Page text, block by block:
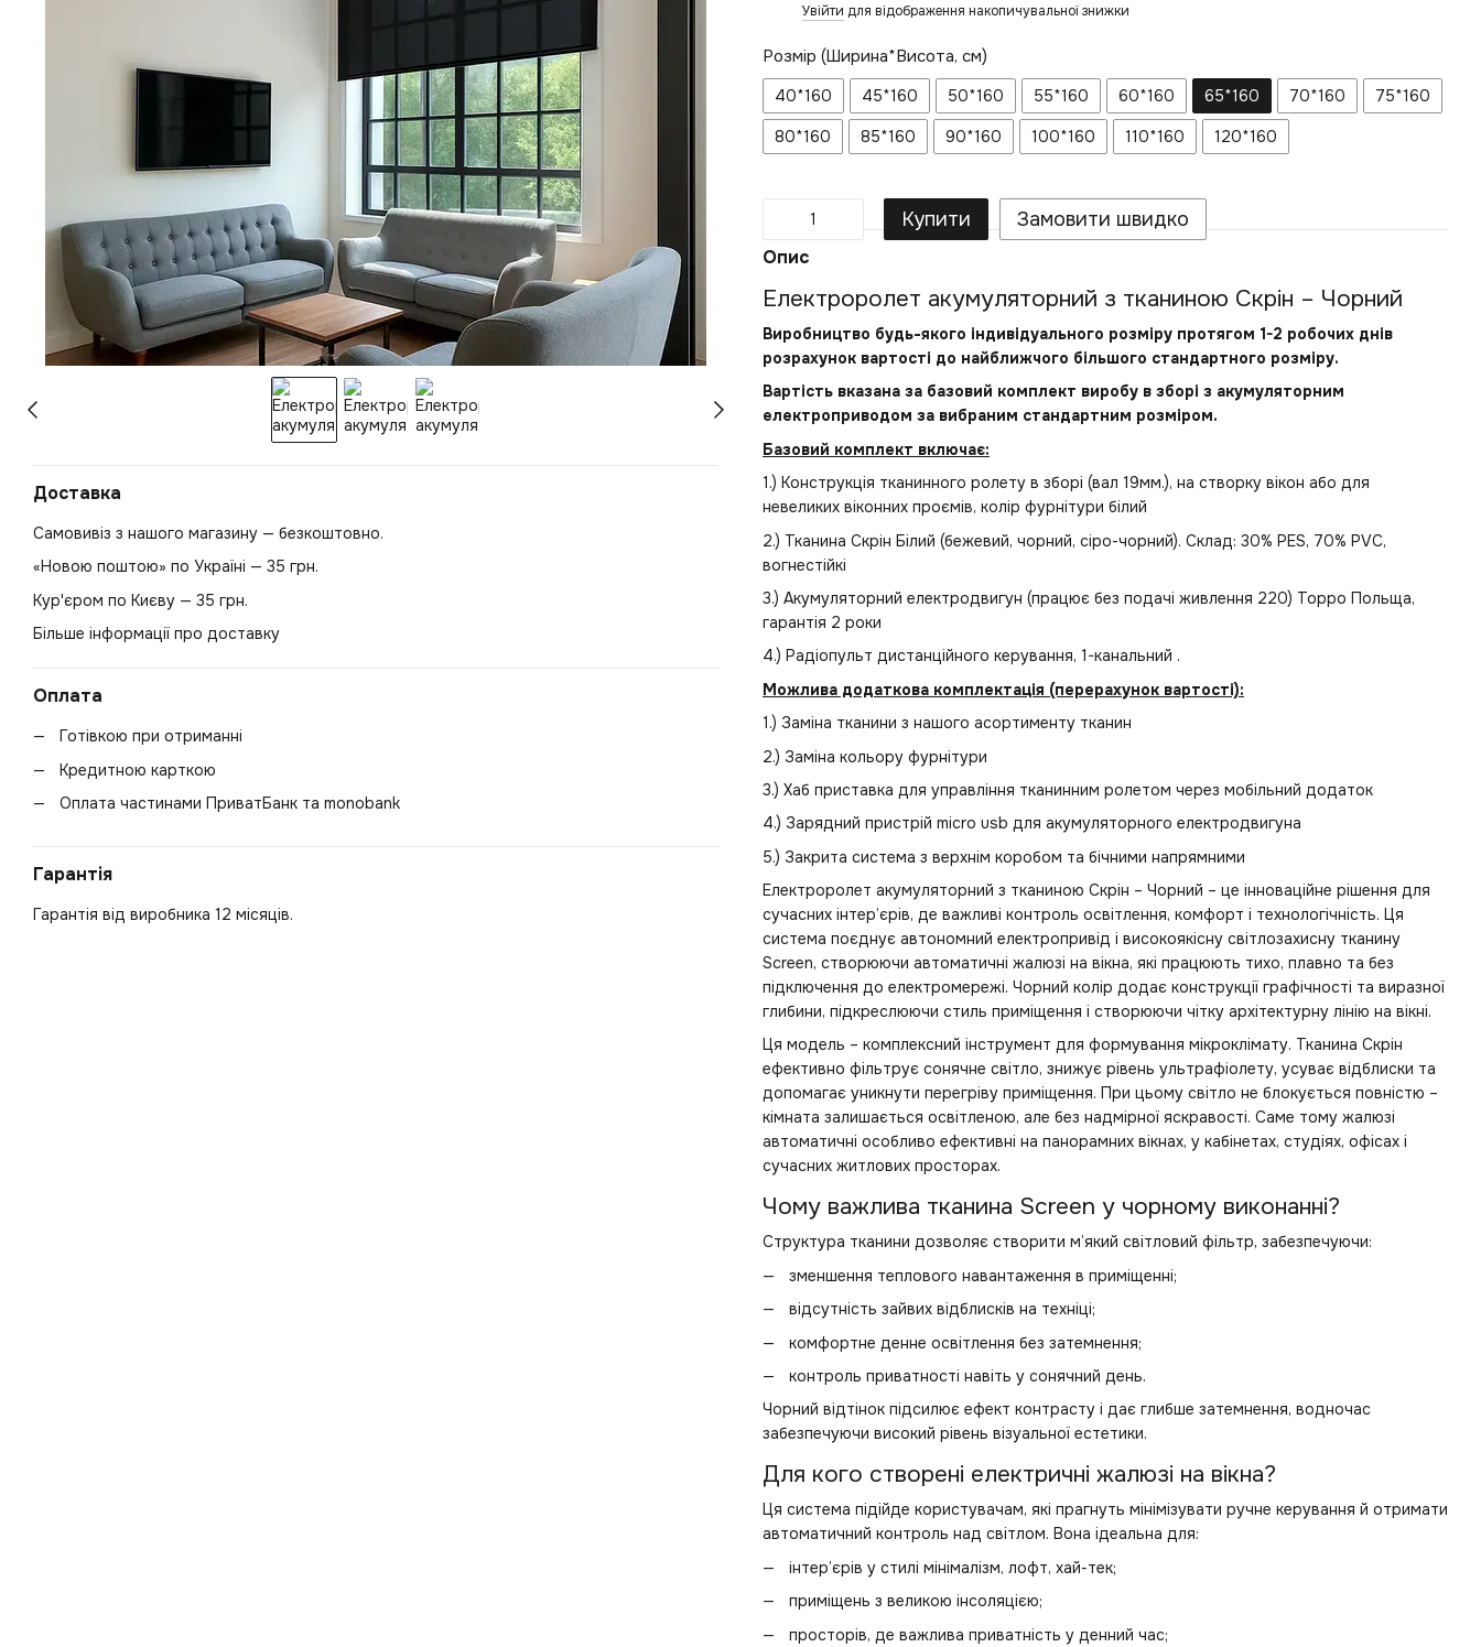
Доставка
Самовивіз з нашого магазину — безкоштовно.
«Новою поштою» по Україні — 35 грн.
Кур'єром по Києву — 35 грн.
Більше інформації про доставку
Оплата
Готівкою при отриманні
Кредитною карткою
Оплата частинами ПриватБанк та monobank
Гарантія
Гарантія від виробника 12 місяців.
Увійти для відображення накопичувальної знижки
Розмір (Ширина*Висота, см)
40*160 45*160 50*160 55*160 60*160 65*160 70*160 75*160
80*160 85*160 90*160 100*160 110*160 120*160
Купити Замовити швидко
Опис
Електроролет акумуляторний з тканиною Скрін – Чорний
Виробництво будь-якого індивідуального розміру протягом 1-2 робочих днів
розрахунок вартості до найближчого більшого стандартного розміру.
Вартість вказана за базовий комплект виробу в зборі з акумуляторним
електроприводом за вибраним стандартним розміром.
Базовий комплект включає:
1.) Конструкція тканинного ролету в зборі (вал 19мм.), на створку вікон або для
невеликих віконних проємів, колір фурнітури білий
2.) Тканина Скрін Білий (бежевий, чорний, сіро-чорний). Склад: 30% PES, 70% PVC,
вогнестійкі
3.) Акумуляторний електродвигун (працює без подачі живлення 220) Торро Польща,
гарантія 2 роки
4.) Радіопульт дистанційного керування, 1-канальний .
Можлива додаткова комплектація (перерахунок вартості):
1.) Заміна тканини з нашого асортименту тканин
2.) Заміна кольору фурнітури
3.) Хаб приставка для управління тканинним ролетом через мобільний додаток
4.) Зарядний пристрій micro usb для акумуляторного електродвигуна
5.) Закрита система з верхнім коробом та бічними напрямними
Електроролет акумуляторний з тканиною Скрін – Чорний – це інноваційне рішення для
сучасних інтер’єрів, де важливі контроль освітлення, комфорт і технологічність. Ця
система поєднує автономний електропривід і високоякісну світлозахисну тканину
Screen, створюючи автоматичні жалюзі на вікна, які працюють тихо, плавно та без
підключення до електромережі. Чорний колір додає конструкції графічності та виразної
глибини, підкреслюючи стиль приміщення і створюючи чітку архітектурну лінію на вікні.
Ця модель – комплексний інструмент для формування мікроклімату. Тканина Скрін
ефективно фільтрує сонячне світло, знижує рівень ультрафіолету, усуває відблиски та
допомагає уникнути перегріву приміщення. При цьому світло не блокується повністю –
кімната залишається освітленою, але без надмірної яскравості. Саме тому жалюзі
автоматичні особливо ефективні на панорамних вікнах, у кабінетах, студіях, офісах і
сучасних житлових просторах.
Чому важлива тканина Screen у чорному виконанні?
Структура тканини дозволяє створити м’який світловий фільтр, забезпечуючи:
зменшення теплового навантаження в приміщенні;
відсутність зайвих відблисків на техніці;
комфортне денне освітлення без затемнення;
контроль приватності навіть у сонячний день.
Чорний відтінок підсилює ефект контрасту і дає глибше затемнення, водночас
забезпечуючи високий рівень візуальної естетики.
Для кого створені електричні жалюзі на вікна?
Ця система підійде користувачам, які прагнуть мінімізувати ручне керування й отримати
автоматичний контроль над світлом. Вона ідеальна для:
інтер’єрів у стилі мінімалізм, лофт, хай-тек;
приміщень з великою інсоляцією;
просторів, де важлива приватність у денний час;